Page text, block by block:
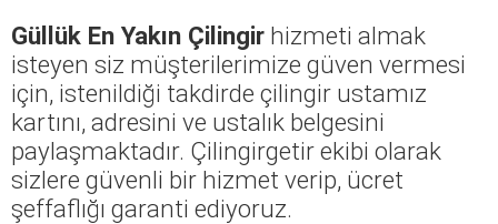
Güllük En Yakın Çilingir hizmeti almak
isteyen siz müşterilerimize güven vermesi
için, istenildiği takdirde çilingir ustamız
kartını, adresini ve ustalık belgesini
paylaşmaktadır. Çilingirgetir ekibi olarak
sizlere güvenli bir hizmet verip, ücret
şeffaflığı garanti ediyoruz.